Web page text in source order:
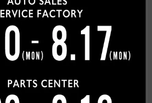
り迫力があり大変気に入りました！
。
をご用命頂き有難う御座いました。
い致します。
客様紹介一覧にもどる